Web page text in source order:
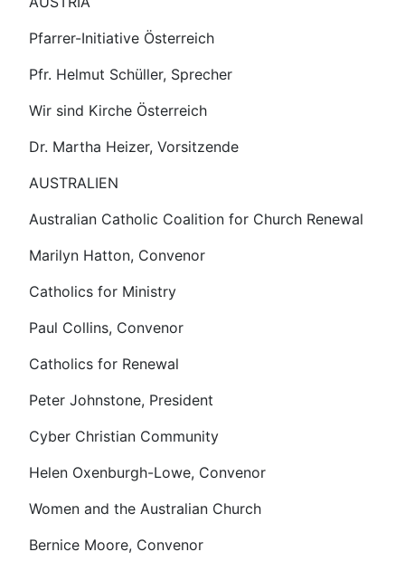
Pfarrer-Initiative Österreich
Pfr. Helmut Schüller, Sprecher
Wir sind Kirche Österreich
Dr. Martha Heizer, Vorsitzende
AUSTRALIEN
Australian Catholic Coalition for Church Renewal
Marilyn Hatton, Convenor
Catholics for Ministry
Paul Collins, Convenor
Catholics for Renewal
Peter Johnstone, President
Cyber Christian Community
Helen Oxenburgh-Lowe, Convenor
Women and the Australian Church
Bernice Moore, Convenor